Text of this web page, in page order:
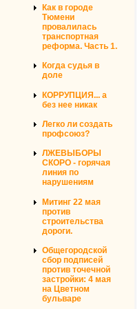
Как в городе
Тюмени
провалилась
транспортная
реформа. Часть 1.
Когда судья в
доле
КОРРУПЦИЯ... а
без нее никак
Легко ли создать
профсоюз?
ЛЖЕВЫБОРЫ
СКОРО - горячая
линия по
нарушениям
Митинг 22 мая
против
строительства
дороги.
Общегородской
сбор подписей
против точечной
застройки: 4 мая
на Цветном
бульваре